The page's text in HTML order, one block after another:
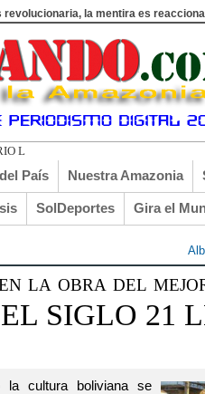
revolucionaria, la mentira es
LLAMADO EL TURI TORRICO
País Nuestra Amazonia
SolDeportes Gira el
la obra del
SIGLO 21
la cultura boliviana se